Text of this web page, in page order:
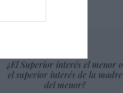
¿El Superior interés el menor o
el superior interés de la madre
del menor?